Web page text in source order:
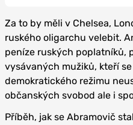
Za to by měli v Chelsea,
ruského oligarchu velebit.
peníze ruských poplatníků,
vysávaných mužiků, kteří
demokratického režimu
občanských svobod ale i
Příběh, jak se Abramovič